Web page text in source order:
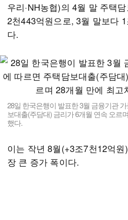
우리·NH농협)의 4월 말 주택
2천443억원으로, 3월 말보다
다.
28일 한국은행이 발표한 3월 금융기관
보대출(주담대) 금리가 6개월 연속 오르
했다.
이는 작년 8월(+3조7천12억
장 큰 증가 폭이다.